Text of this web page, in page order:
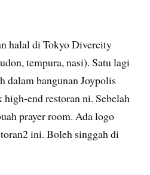
halal di Tokyo Divercity
tempura, nasi). Satu lagi
dalam bangunan Joypolis
end restoran ni. Sebelah
prayer room. Ada logo
ini. Boleh singgah di